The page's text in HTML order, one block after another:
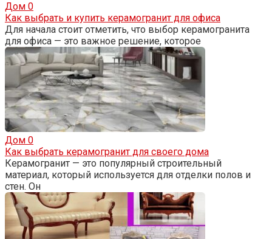
Дом 0
Как выбрать и купить керамогранит для офиса
Для начала стоит отметить, что выбор керамогранита
для офиса — это важное решение, которое
Дом 0
Как выбрать керамогранит для своего дома
Керамогранит — это популярный строительный
материал, который используется для отделки полов и
стен. Он